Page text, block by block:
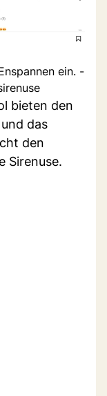
ein. -
bieten den
das
den
Sirenuse.